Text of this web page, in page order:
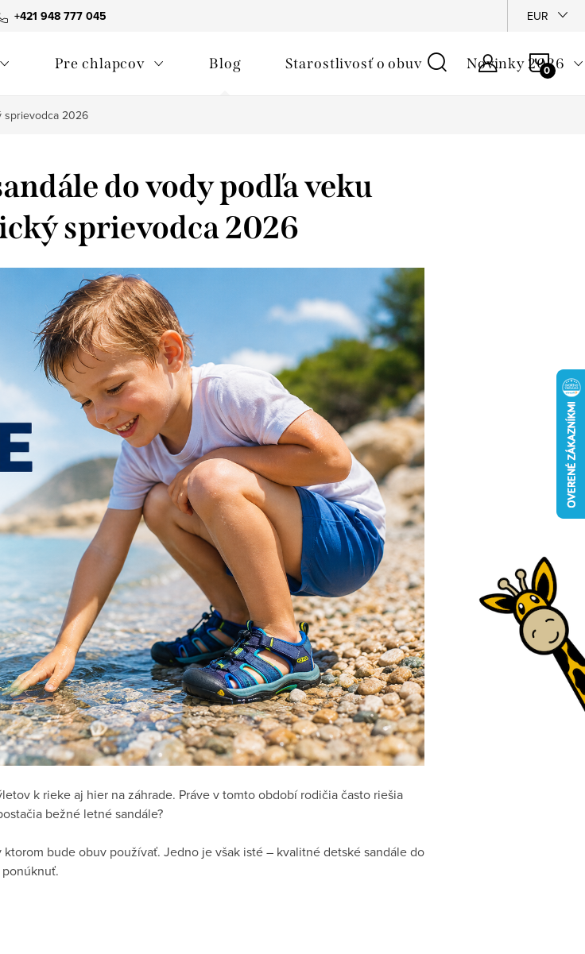
+421 948 777 045
tovaru Ako nakupovať Ochrana osobných
EUR
Pre chlapcov Blog Starostlivosť o obuv Novinky 2026
sprievodca 2026
do vody podľa veku
sprievodca 2026
k rieke aj hier na záhrade. Práve v tomto období rodičia často riešia
bežné letné sandále?
bude obuv používať. Jedno je však isté – kvalitné detské sandále do